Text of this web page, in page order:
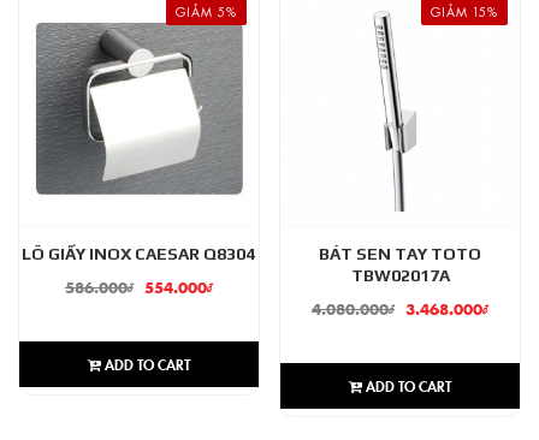
GIẢM 5%
LÔ GIẤY INOX CAESAR Q8304
586.000₫ 554.000₫
ADD TO CART
GIẢM 15%
BÁT SEN TAY TOTO
TBW02017A
4.080.000₫ 3.468.000₫
ADD TO CART